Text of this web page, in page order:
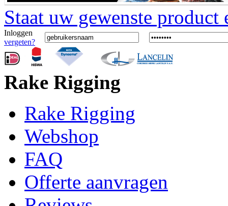
Staat uw gewenste
Inloggen
vergeten?
Rake Rigging
Rake Rigging
Webshop
FAQ
Offerte aanvragen